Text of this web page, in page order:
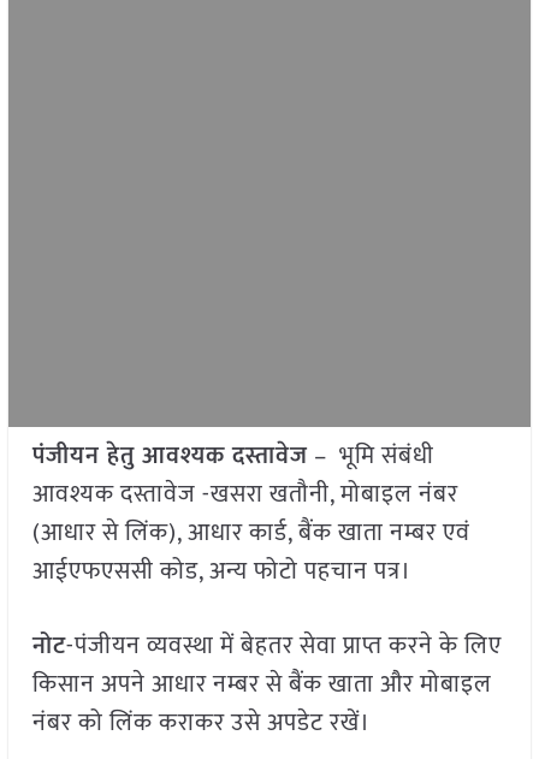
पंजीयन हेतु आवश्यक दस्तावेज– भूमि संबंधी
आवश्यक दस्तावेज -खसरा खतौनी, मोबाइल नंबर
(आधार से लिंक), आधार कार्ड, बैंक खाता नम्बर एवं
आईएफएससी कोड, अन्य फोटो पहचान पत्र।
नोट-पंजीयन व्यवस्था में बेहतर सेवा प्राप्त करने के लिए
किसान अपने आधार नम्बर से बैंक खाता और मोबाइल
नंबर को लिंक कराकर उसे अपडेट रखें।